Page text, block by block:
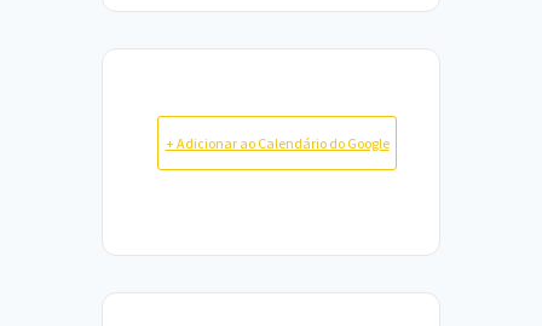
+ Adicionar ao Calendário do Google